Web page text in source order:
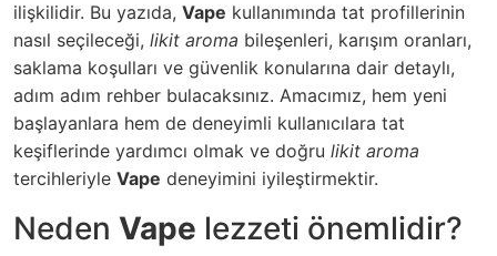
ilişkilidir. Bu yazıda, Vape kullanımında tat profillerinin
nasıl seçileceği, likit aroma bileşenleri, karışım oranları,
saklama koşulları ve güvenlik konularına dair detaylı,
adım adım rehber bulacaksınız. Amacımız, hem yeni
başlayanlara hem de deneyimli kullanıcılara tat
keşiflerinde yardımcı olmak ve doğru likit aroma
tercihleriyle Vape deneyimini iyileştirmektir.
Neden Vape lezzeti önemlidir?